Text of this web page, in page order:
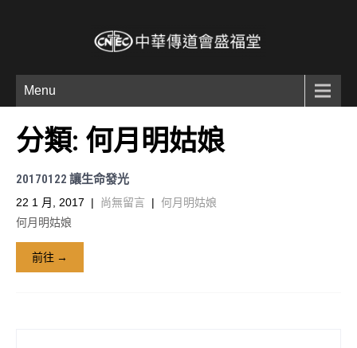
Menu
分類: 何月明姑娘
20170122 讓生命發光
22 1 月, 2017 | 尚無留言 | 何月明姑娘
何月明姑娘
前往 →